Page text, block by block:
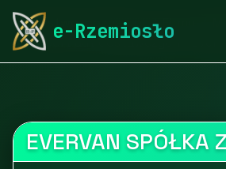
e-Rzemiosło
rymarstwo-poznan.pl
Import aut dostawczych -
EVERVAN SPÓŁKA